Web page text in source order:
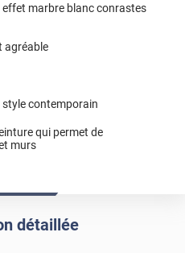
marbre blanc conrastes
agréable
contemporain
qui permet de
murs
détaillée